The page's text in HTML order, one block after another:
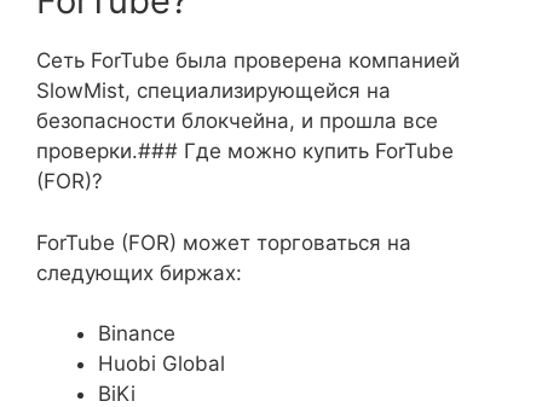
Сеть ForTube была проверена компанией
SlowMist, специализирующейся на
безопасности блокчейна, и прошла все
проверки.### Где можно купить ForTube
(FOR)?
ForTube (FOR) может торговаться на
следующих биржах:
Binance
Huobi Global
BiKi